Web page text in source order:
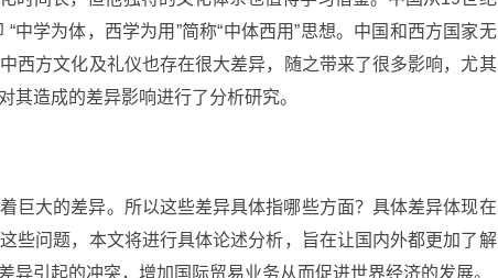
学为体，西学为用”简称“中体西用”思想。中国和西方国家无
西方文化及礼仪也存在很大差异，随之带来了很多影响，尤其
其造成的差异影响进行了分析研究。
巨大的差异。所以这些差异具体指哪些方面？具体差异体现在
些问题，本文将进行具体论述分析，旨在让国内外都更加了解
引起的冲突，增加国际贸易业务从而促进世界经济的发展。